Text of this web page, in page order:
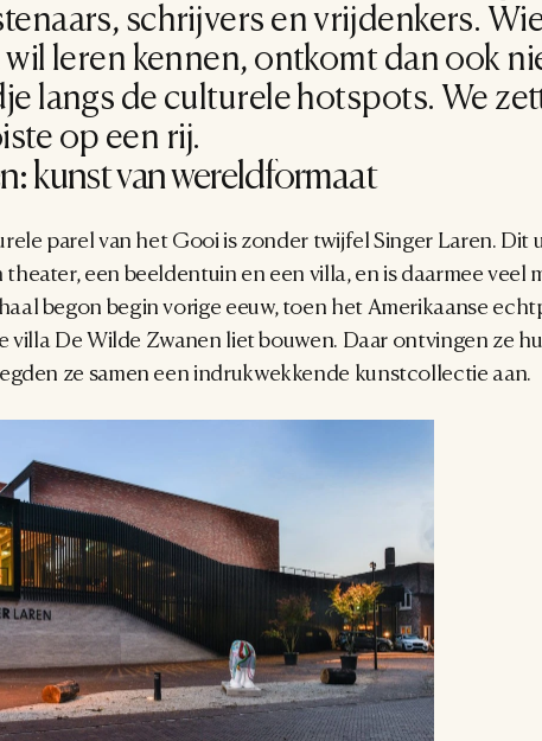
schrijvers en vrijdenkers.
leren kennen, ontkomt dan ook
langs de culturele hotspots. We
op een rij.
kunst van wereldformaat
parel van het Gooi is zonder twijfel Singer Laren. Dit
theater, een beeldentuin en een villa, en is daarmee veel
begon begin vorige eeuw, toen het Amerikaanse
villa De Wilde Zwanen liet bouwen. Daar ontvingen ze
ze samen een indrukwekkende kunstcollectie aan.